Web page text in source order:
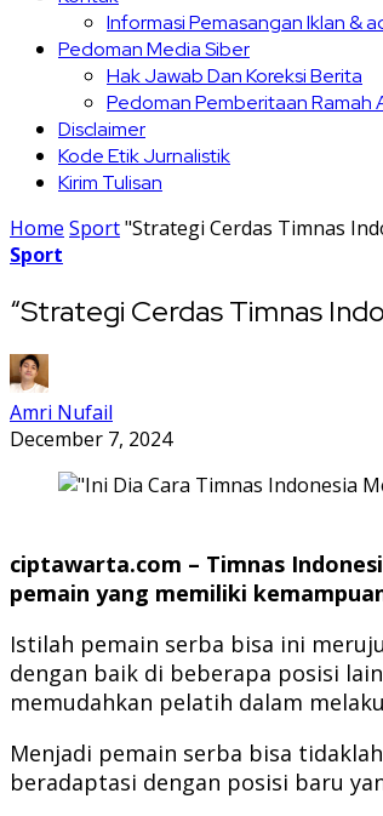
Informasi Pemasangan Iklan &
Pedoman Media Siber
Hak Jawab Dan Koreksi Berita
Pedoman Pemberitaan Ramah
Disclaimer
Kode Etik Jurnalistik
Kirim Tulisan
Home Sport"Strategi Cerdas Timnas
Sport
“Strategi Cerdas Timnas
Amri Nufail
December 7, 2024
ciptawarta.com – Timnas
pemain yang memiliki
Istilah pemain serba bisa ini
dengan baik di beberapa posisi
memudahkan pelatih dalam
Menjadi pemain serba bisa
beradaptasi dengan posisi baru